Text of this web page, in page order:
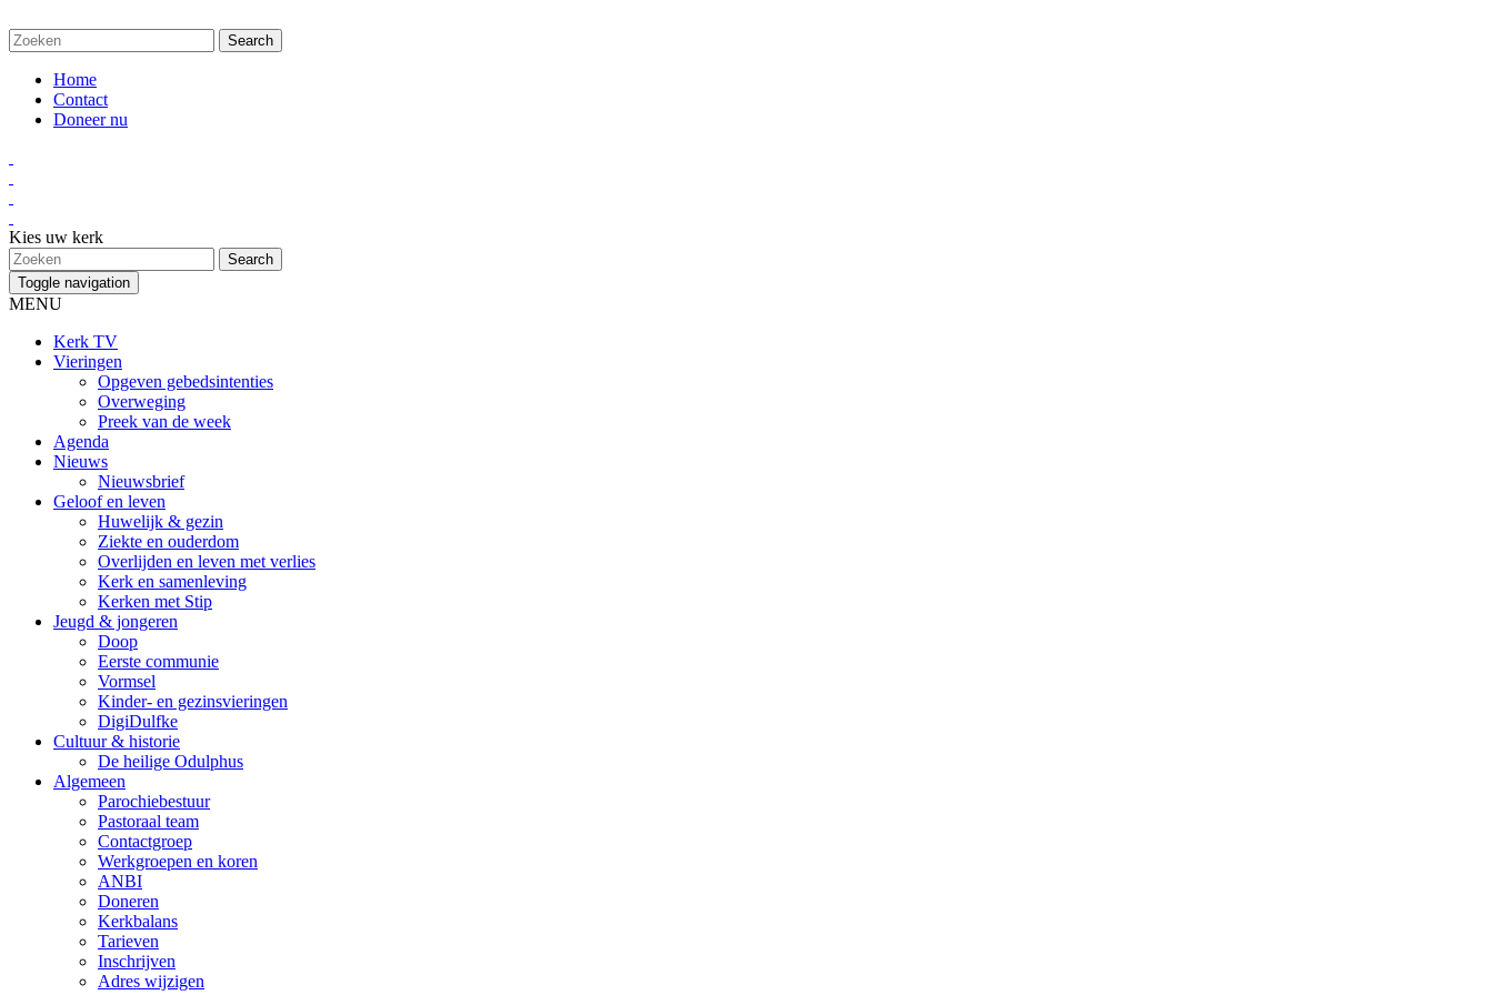
Home
Contact
Doneer nu
Kies uw kerk
Toggle navigation
MENU
Kerk TV
Vieringen
Opgeven gebedsintenties
Overweging
Preek van de week
Agenda
Nieuws
Nieuwsbrief
Geloof en leven
Huwelijk & gezin
Ziekte en ouderdom
Overlijden en leven met verlies
Kerk en samenleving
Kerken met Stip
Jeugd & jongeren
Doop
Eerste communie
Vormsel
Kinder- en gezinsvieringen
DigiDulfke
Cultuur & historie
De heilige Odulphus
Algemeen
Parochiebestuur
Pastoraal team
Contactgroep
Werkgroepen en koren
ANBI
Doneren
Kerkbalans
Tarieven
Inschrijven
Adres wijzigen